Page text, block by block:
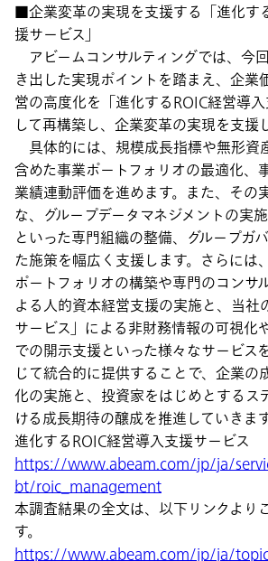
■企業変革の実現を支援する「進化す
援サービス」
アビームコンサルティングでは、今
き出した実現ポイントを踏まえ、企業
営の高度化を「進化するROIC経営導
して再構築し、企業変革の実現を支援
具体的には、規模成長指標や無形資
含めた事業ポートフォリオの最適化、
業績連動評価を進めます。また、その
な、グループデータマネジメントの実
といった専門組織の整備、グループガ
た施策を幅広く支援します。さらには
ポートフォリオの構築や専門のコンサ
よる人的資本経営支援の実施と、当社
サービス」による非財務情報の可視化
での開示支援といった様々なサービス
じて統合的に提供することで、企業の
化の実施と、投資家をはじめとするス
ける成長期待の醸成を推進していきます
進化するROIC経営導入支援サービス
https://www.abeam.com/jp/ja/
bt/roic_management
本調査結果の全文は、以下リンクより
す。
https://www.abeam.com/jp/ja/